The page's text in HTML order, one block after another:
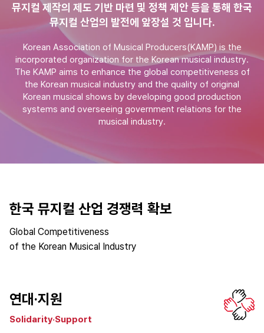
뮤지컬 제작의 제도 기반 마련 및 정책 제안 등을 통해 한국
뮤지컬 산업의 발전에 앞장설 것 입니다.
Korean Association of Musical Producers(KAMP) is the
incorporated organization for the Korean musical industry.
The KAMP aims to enhance the global competitiveness of
the Korean musical industry and the quality of original
Korean musical shows by developing good production
systems and overseeing government relations for the
musical industry.
한국 뮤지컬 산업 경쟁력 확보
Global Competitiveness
of the Korean Musical Industry
연대·지원
Solidarity·Support